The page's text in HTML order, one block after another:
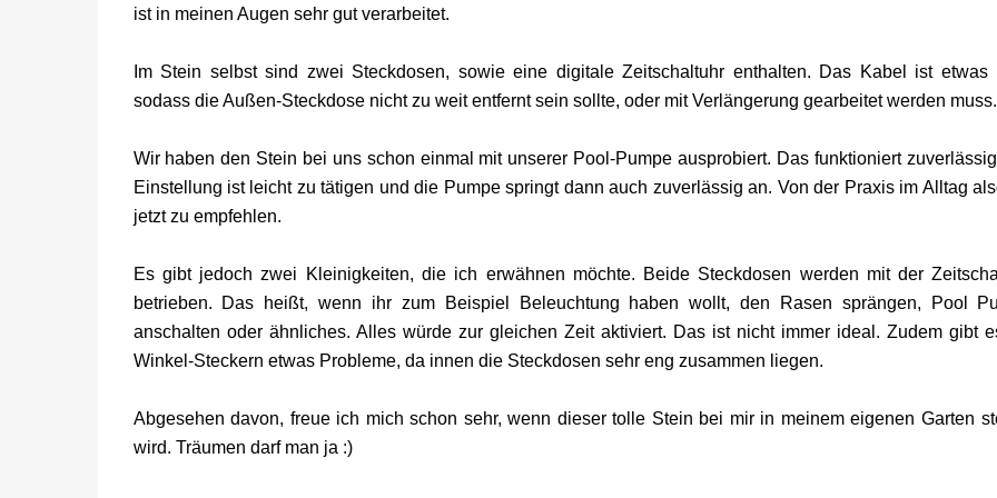
ist in meinen Augen sehr gut verarbeitet.
Im Stein selbst sind zwei Steckdosen, sowie eine digitale Zeitschaltuhr enthalten. Das Kabel ist etwas
sodass die Außen-Steckdose nicht zu weit entfernt sein sollte, oder mit Verlängerung gearbeitet werden muss.
Wir haben den Stein bei uns schon einmal mit unserer Pool-Pumpe ausprobiert. Das funktioniert
Einstellung ist leicht zu tätigen und die Pumpe springt dann auch zuverlässig an. Von der Praxis im Alltag
jetzt zu empfehlen.
Es gibt jedoch zwei Kleinigkeiten, die ich erwähnen möchte. Beide Steckdosen werden mit der
betrieben. Das heißt, wenn ihr zum Beispiel Beleuchtung haben wollt, den Rasen sprängen, Pool
anschalten oder ähnliches. Alles würde zur gleichen Zeit aktiviert. Das ist nicht immer ideal. Zudem gibt
Winkel-Steckern etwas Probleme, da innen die Steckdosen sehr eng zusammen liegen.
Abgesehen davon, freue ich mich schon sehr, wenn dieser tolle Stein bei mir in meinem eigenen Garten
wird. Träumen darf man ja :)